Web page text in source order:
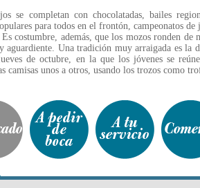
se completan con chocolatadas, bailes
para todos en el frontón, campeonatos
costumbre, además, que los mozos ronden de
aguardiente. Una tradición muy arraigada es la
de octubre, en la que los jóvenes se
camisas unos a otros, usando los trozos como